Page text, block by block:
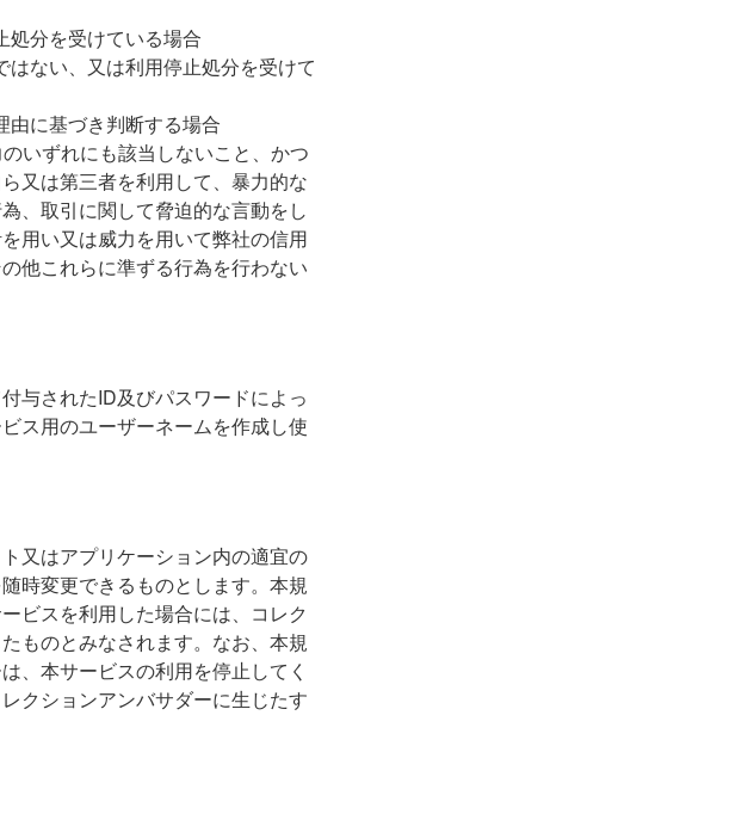
処分を受けている場合
ない、又は利用停止処分を受けて
由に基づき判断する場合
いずれにも該当しないこと、かつ
又は第三者を利用して、暴力的な
、取引に関して脅迫的な言動をし
用い又は威力を用いて弊社の信用
他これらに準ずる行為を行わない
与されたID及びパスワードによっ
ス用のユーザーネームを作成し使
又はアプリケーション内の適宜の
時変更できるものとします。本規
ビスを利用した場合には、コレク
ものとみなされます。なお、本規
、本サービスの利用を停止してく
クションアンバサダーに生じたす